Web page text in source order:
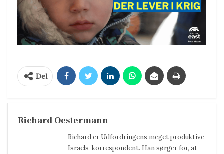
Del
Richard Oestermann
Richard er Udfordringens meget produktive
Israels-korrespondent. Han sørger for, at